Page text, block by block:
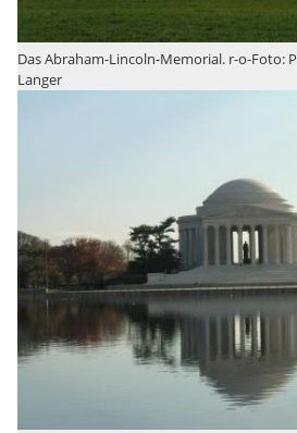
Das Abraham-Lincoln-Memorial. r-o-Foto:
Langer